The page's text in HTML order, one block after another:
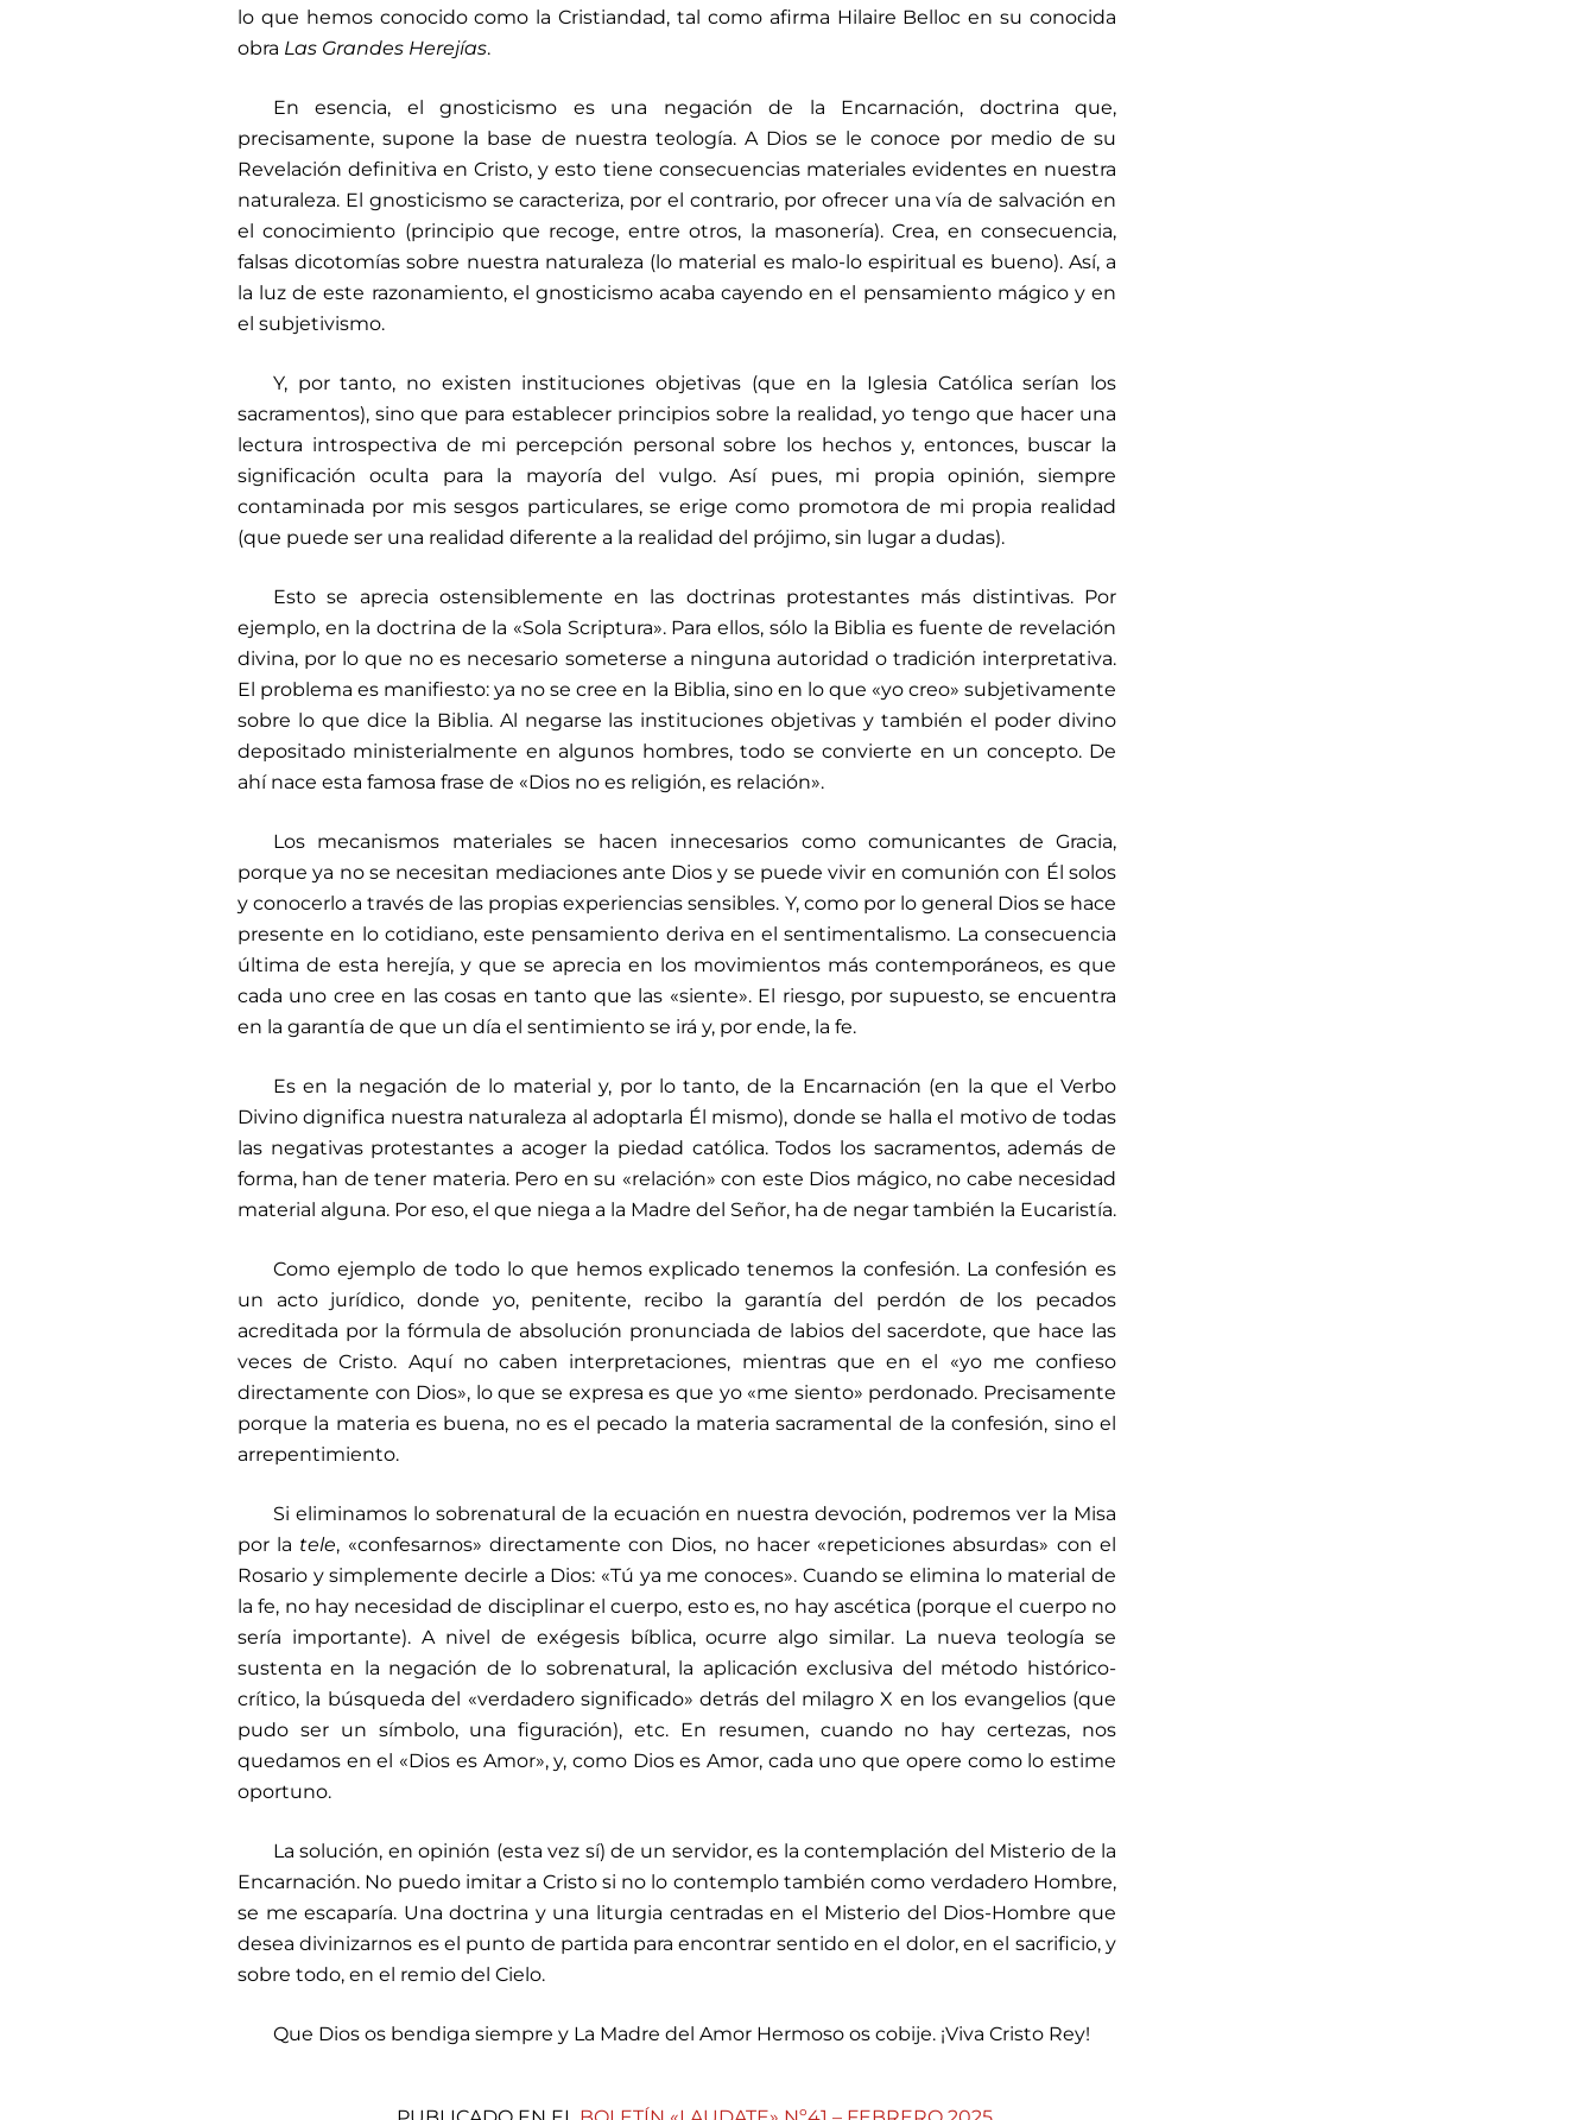
lo que hemos conocido como la Cristiandad, tal como afirma Hilaire Belloc en su conocida
obra Las Grandes Herejías.
En esencia, el gnosticismo es una negación de la Encarnación, doctrina que,
precisamente, supone la base de nuestra teología. A Dios se le conoce por medio de su
Revelación definitiva en Cristo, y esto tiene consecuencias materiales evidentes en nuestra
naturaleza. El gnosticismo se caracteriza, por el contrario, por ofrecer una vía de salvación en
el conocimiento (principio que recoge, entre otros, la masonería). Crea, en consecuencia,
falsas dicotomías sobre nuestra naturaleza (lo material es malo-lo espiritual es bueno). Así, a
la luz de este razonamiento, el gnosticismo acaba cayendo en el pensamiento mágico y en
el subjetivismo.
Y, por tanto, no existen instituciones objetivas (que en la Iglesia Católica serían los
sacramentos), sino que para establecer principios sobre la realidad, yo tengo que hacer una
lectura introspectiva de mi percepción personal sobre los hechos y, entonces, buscar la
significación oculta para la mayoría del vulgo. Así pues, mi propia opinión, siempre
contaminada por mis sesgos particulares, se erige como promotora de mi propia realidad
(que puede ser una realidad diferente a la realidad del prójimo, sin lugar a dudas).
Esto se aprecia ostensiblemente en las doctrinas protestantes más distintivas. Por
ejemplo, en la doctrina de la «Sola Scriptura». Para ellos, sólo la Biblia es fuente de revelación
divina, por lo que no es necesario someterse a ninguna autoridad o tradición interpretativa.
El problema es manifiesto: ya no se cree en la Biblia, sino en lo que «yo creo» subjetivamente
sobre lo que dice la Biblia. Al negarse las instituciones objetivas y también el poder divino
depositado ministerialmente en algunos hombres, todo se convierte en un concepto. De
ahí nace esta famosa frase de «Dios no es religión, es relación».
Los mecanismos materiales se hacen innecesarios como comunicantes de Gracia,
porque ya no se necesitan mediaciones ante Dios y se puede vivir en comunión con Él solos
y conocerlo a través de las propias experiencias sensibles. Y, como por lo general Dios se hace
presente en lo cotidiano, este pensamiento deriva en el sentimentalismo. La consecuencia
última de esta herejía, y que se aprecia en los movimientos más contemporáneos, es que
cada uno cree en las cosas en tanto que las «siente». El riesgo, por supuesto, se encuentra
en la garantía de que un día el sentimiento se irá y, por ende, la fe.
Es en la negación de lo material y, por lo tanto, de la Encarnación (en la que el Verbo
Divino dignifica nuestra naturaleza al adoptarla Él mismo), donde se halla el motivo de todas
las negativas protestantes a acoger la piedad católica. Todos los sacramentos, además de
forma, han de tener materia. Pero en su «relación» con este Dios mágico, no cabe necesidad
material alguna. Por eso, el que niega a la Madre del Señor, ha de negar también la Eucaristía.
Como ejemplo de todo lo que hemos explicado tenemos la confesión. La confesión es
un acto jurídico, donde yo, penitente, recibo la garantía del perdón de los pecados
acreditada por la fórmula de absolución pronunciada de labios del sacerdote, que hace las
veces de Cristo. Aquí no caben interpretaciones, mientras que en el «yo me confieso
directamente con Dios», lo que se expresa es que yo «me siento» perdonado. Precisamente
porque la materia es buena, no es el pecado la materia sacramental de la confesión, sino el
arrepentimiento.
Si eliminamos lo sobrenatural de la ecuación en nuestra devoción, podremos ver la Misa
por la tele, «confesarnos» directamente con Dios, no hacer «repeticiones absurdas» con el
Rosario y simplemente decirle a Dios: «Tú ya me conoces». Cuando se elimina lo material de
la fe, no hay necesidad de disciplinar el cuerpo, esto es, no hay ascética (porque el cuerpo no
sería importante). A nivel de exégesis bíblica, ocurre algo similar. La nueva teología se
sustenta en la negación de lo sobrenatural, la aplicación exclusiva del método histórico-
crítico, la búsqueda del «verdadero significado» detrás del milagro X en los evangelios (que
pudo ser un símbolo, una figuración), etc. En resumen, cuando no hay certezas, nos
quedamos en el «Dios es Amor», y, como Dios es Amor, cada uno que opere como lo estime
oportuno.
La solución, en opinión (esta vez sí) de un servidor, es la contemplación del Misterio de la
Encarnación. No puedo imitar a Cristo si no lo contemplo también como verdadero Hombre,
se me escaparía. Una doctrina y una liturgia centradas en el Misterio del Dios-Hombre que
desea divinizarnos es el punto de partida para encontrar sentido en el dolor, en el sacrificio, y
sobre todo, en el remio del Cielo.
Que Dios os bendiga siempre y La Madre del Amor Hermoso os cobije. ¡Viva Cristo Rey!